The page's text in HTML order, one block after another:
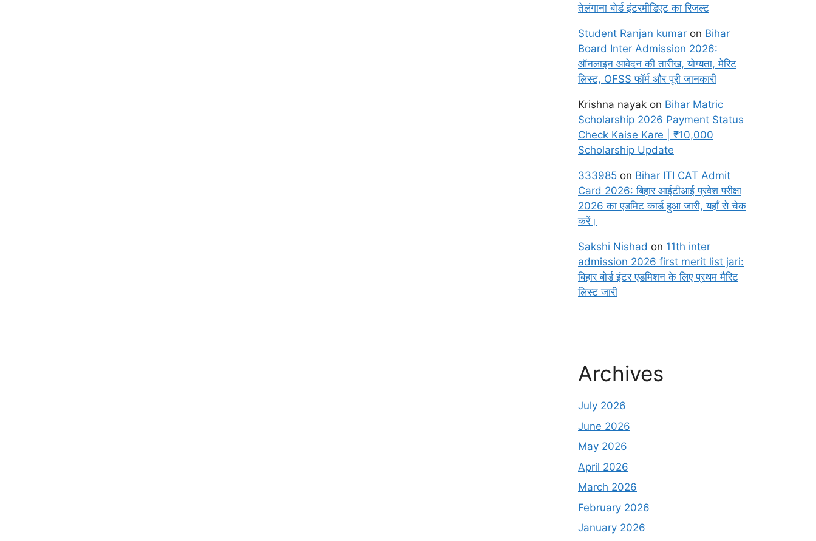
तेलंगाना बोर्ड इंटरमीडिएट का रिजल्ट
Student Ranjan kumar on Bihar
Board Inter Admission 2026:
ऑनलाइन आवेदन की तारीख, योग्यता, मेरिट
लिस्ट, OFSS फॉर्म और पूरी जानकारी
Krishna nayak on Bihar Matric
Scholarship 2026 Payment Status
Check Kaise Kare | ₹10,000
Scholarship Update
333985 on Bihar ITI CAT Admit
Card 2026: बिहार आईटीआई प्रवेश परीक्षा
2026 का एडमिट कार्ड हुआ जारी, यहाँ से चेक
करें।
Sakshi Nishad on 11th inter
admission 2026 first merit list jari:
बिहार बोर्ड इंटर एडमिशन के लिए प्रथम मैरिट
लिस्ट जारी
Archives
July 2026
June 2026
May 2026
April 2026
March 2026
February 2026
January 2026